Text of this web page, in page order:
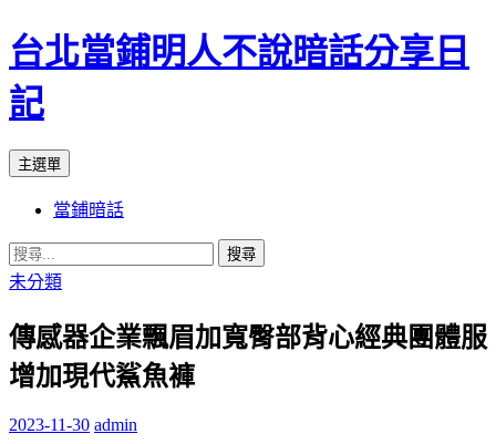
台北當鋪明人不說暗話分享日
記
搜
主選單
內
容
當鋪暗話
搜
尋
鍵
字:
未分類
傳感器企業飄眉加寬臀部背心經典團體服
增加現代鯊魚褲
2023-11-30 admin